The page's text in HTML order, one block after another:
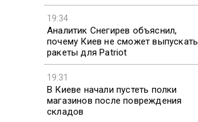
19:34
Аналитик Снегирев объяснил,
почему Киев не сможет выпускать
ракеты для Patriot
19:31
В Киеве начали пустеть полки
магазинов после повреждения
складов